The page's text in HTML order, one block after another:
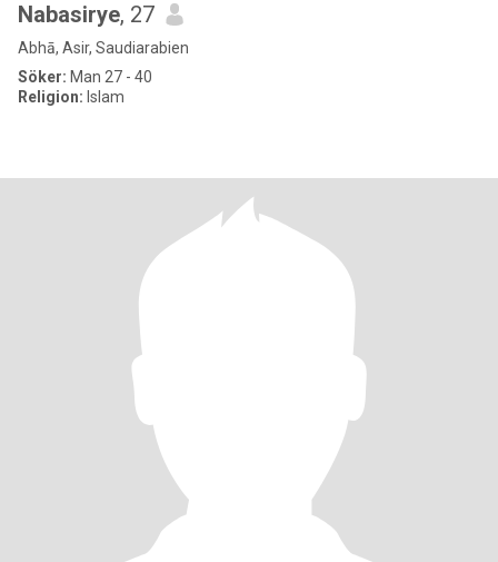
Nabasirye, 27
Abhā, Asir, Saudiarabien
Söker: Man 27 - 40
Religion: Islam